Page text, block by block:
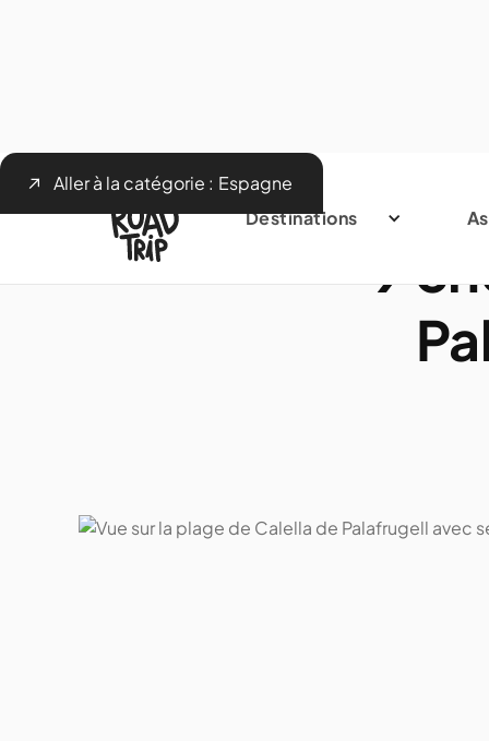
Destinations
Aller à la catégorie : Espagne
9